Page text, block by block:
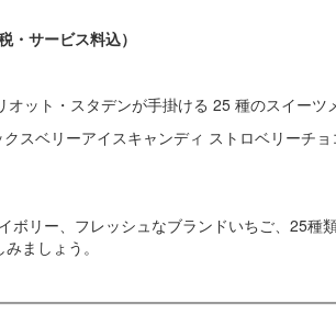
・サービス料込）
ット・スタデンが手掛ける 25 種のスイーツ
スベリーアイスキャンディ ストロベリーチ
リー、フレッシュなブランドいちご、25種類
ましょう。